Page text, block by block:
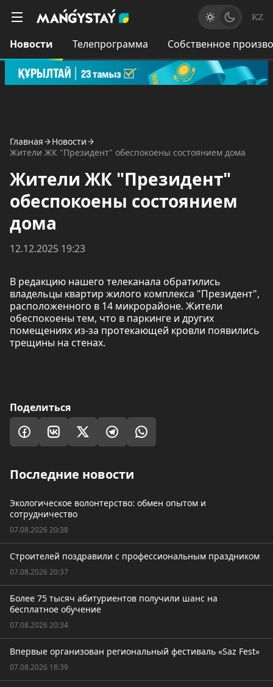
KZ
Новости Телепрограмма Собственное
Главная
Новости
Жители ЖК "Президент" обеспокоены состоянием дома
Жители ЖК "Президент"
обеспокоены состоянием
дома
12.12.2025 19:23
В редакцию нашего телеканала обратились
владельцы квартир жилого комплекса "Президент",
расположенного в 14 микрорайоне. Жители
обеспокоены тем, что в паркинге и других
помещениях из-за протекающей кровли появились
трещины на стенах.
Поделиться
Последние новости
Экологическое волонтерство: обмен опытом и
сотрудничество
07.08.2026 20:38
Строителей поздравили с профессиональным праздником
07.08.2026 20:37
Более 75 тысяч абитуриентов получили шанс на
бесплатное обучение
07.08.2026 20:34
Впервые организован региональный фестиваль «Saz Fest»
07.08.2026 18:39